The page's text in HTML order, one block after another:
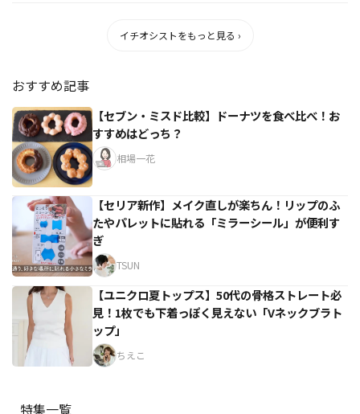
イチオシストをもっと見る ›
おすすめ記事
【セブン・ミスド比較】ドーナツを食べ比べ！お
すすめはどっち？
相場一花
【セリア新作】メイク直しが楽ちん！リップのふ
たやパレットに貼れる「ミラーシール」が便利す
ぎ
TSUN
【ユニクロ夏トップス】50代の骨格ストレート必
見！1枚でも下着っぽく見えない「Vネックブラト
ップ」
ちえこ
特集一覧